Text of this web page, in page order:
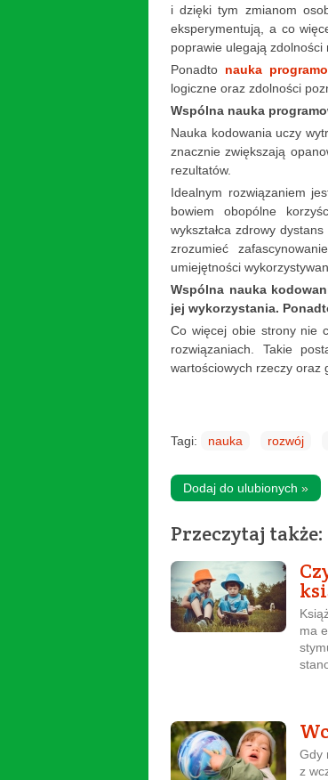
i dzięki tym zmianom
eksperymentują, a co
poprawie ulegają zdolności
Ponadto nauka
logiczne oraz zdolności
Wspólna nauka
Nauka kodowania uczy
znacznie zwiększają
rezultatów.
Idealnym rozwiązaniem
bowiem obopólne
wykształca zdrowy
zrozumieć
umiejętności
Wspólna nauka
jej wykorzystania.
Co więcej obie strony nie
rozwiązaniach. Takie
wartościowych rzeczy oraz
Tagi: nauka rozwój
Dodaj do ulubionych »
Przeczytaj także:
ma
Gdy
z